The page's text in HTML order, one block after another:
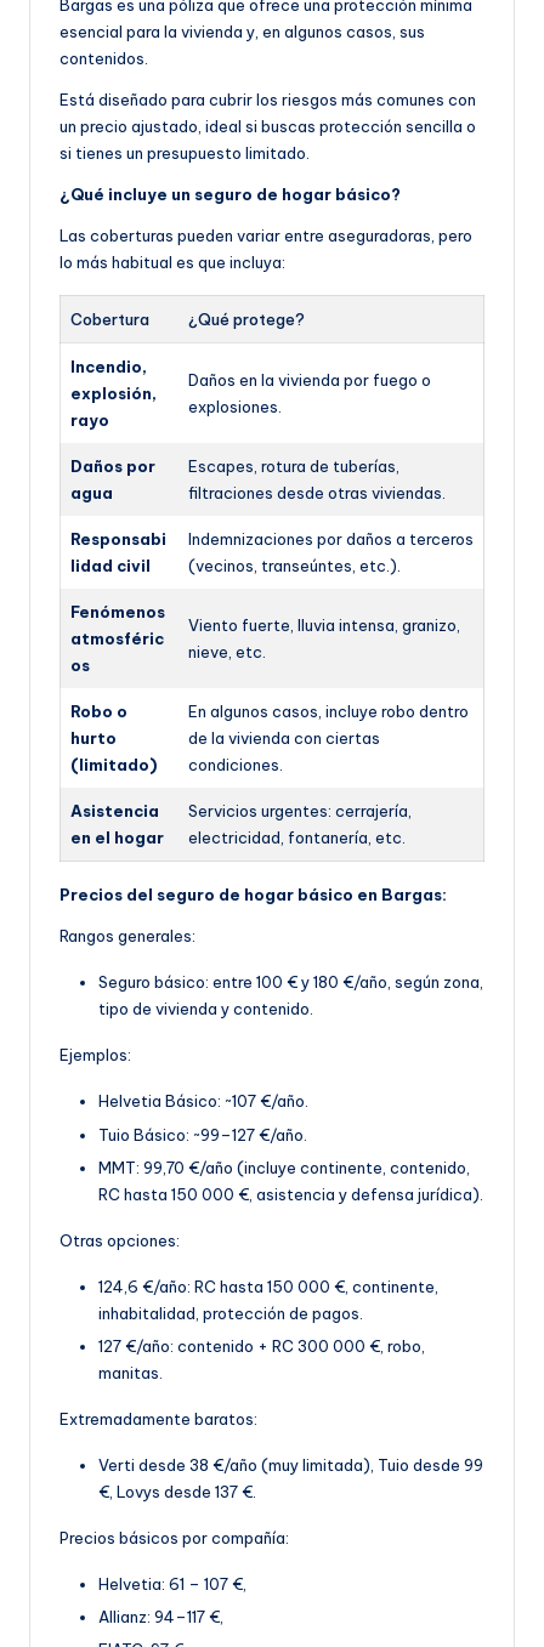
Bargas es una póliza que ofrece una protección mínima
esencial para la vivienda y, en algunos casos, sus
contenidos.
Está diseñado para cubrir los riesgos más comunes con
un precio ajustado, ideal si buscas protección sencilla o
si tienes un presupuesto limitado.
¿Qué incluye un seguro de hogar básico?
Las coberturas pueden variar entre aseguradoras, pero
lo más habitual es que incluya:
Cobertura ¿Qué protege?
Incendio,
explosión,
rayo
Daños en la vivienda por fuego o
explosiones.
Daños por
agua
Escapes, rotura de tuberías,
filtraciones desde otras viviendas.
Responsabi
lidad civil
Indemnizaciones por daños a terceros
(vecinos, transeúntes, etc.).
Fenómenos
atmosféric
os
Viento fuerte, lluvia intensa, granizo,
nieve, etc.
Robo o
hurto
(limitado)
En algunos casos, incluye robo dentro
de la vivienda con ciertas
condiciones.
Asistencia
en el hogar
Servicios urgentes: cerrajería,
electricidad, fontanería, etc.
Precios del seguro de hogar básico en Bargas:
Rangos generales:
Seguro básico: entre 100 € y 180 €/año, según zona,
tipo de vivienda y contenido.
Ejemplos:
Helvetia Básico: ~107 €/año.
Tuio Básico: ~99–127 €/año.
MMT: 99,70 €/año (incluye continente, contenido,
RC hasta 150 000 €, asistencia y defensa jurídica).
Otras opciones:
124,6 €/año: RC hasta 150 000 €, continente,
inhabitalidad, protección de pagos.
127 €/año: contenido + RC 300 000 €, robo,
manitas
Extremadamente baratos:
Verti desde 38 €/año (muy limitada), Tuio desde 99
€, Lovys desde 137 €.
Precios básicos por compañía:
Helvetia: 61 – 107 €,
Allianz: 94–117 €,